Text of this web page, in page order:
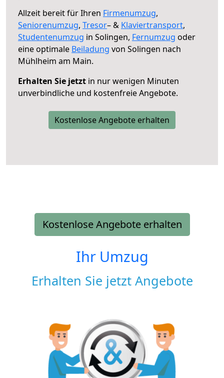
Allzeit bereit für Ihren Firmenumzug,
Seniorenumzug, Tresor– & Klaviertransport,
Studentenumzug in Solingen, Fernumzug oder
eine optimale Beiladung von Solingen nach
Mühlheim am Main.
Erhalten Sie jetzt in nur wenigen Minuten
unverbindliche und kostenfreie Angebote.
Kostenlose Angebote erhalten
Kostenlose Angebote erhalten
Ihr Umzug
Erhalten Sie jetzt Angebote